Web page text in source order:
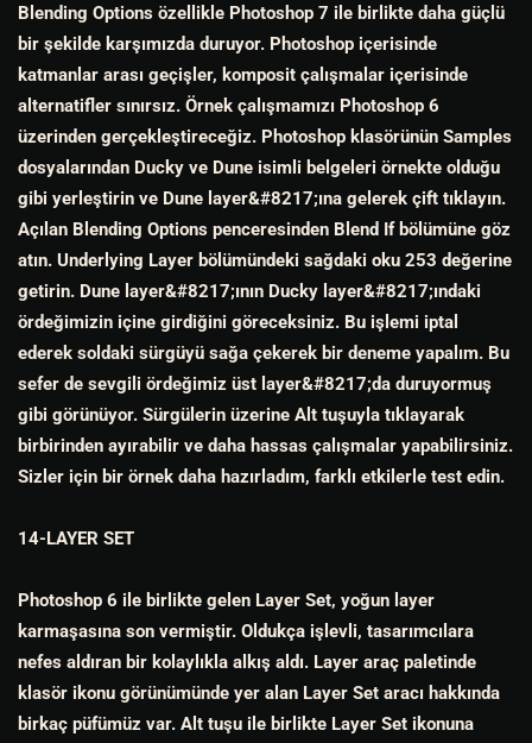
Blending Options özellikle Photoshop 7 ile birlikte daha güçlü
bir şekilde karşımızda duruyor. Photoshop içerisinde
katmanlar arası geçişler, komposit çalışmalar içerisinde
alternatifler sınırsız. Örnek çalışmamızı Photoshop 6
üzerinden gerçekleştireceğiz. Photoshop klasörünün Samples
dosyalarından Ducky ve Dune isimli belgeleri örnekte olduğu
gibi yerleştirin ve Dune layer&#8217;ına gelerek çift tıklayın.
Açılan Blending Options penceresinden Blend If bölümüne göz
atın. Underlying Layer bölümündeki sağdaki oku 253 değerine
getirin. Dune layer&#8217;ının Ducky layer&#8217;ındaki
ördeğimizin içine girdiğini göreceksiniz. Bu işlemi iptal
ederek soldaki sürgüyü sağa çekerek bir deneme yapalım. Bu
sefer de sevgili ördeğimiz üst layer&#8217;da duruyormuş
gibi görünüyor. Sürgülerin üzerine Alt tuşuyla tıklayarak
birbirinden ayırabilir ve daha hassas çalışmalar yapabilirsiniz.
Sizler için bir örnek daha hazırladım, farklı etkilerle test edin.
14-LAYER SET
Photoshop 6 ile birlikte gelen Layer Set, yoğun layer
karmaşasına son vermiştir. Oldukça işlevli, tasarımcılara
nefes aldıran bir kolaylıkla alkış aldı. Layer araç paletinde
klasör ikonu görünümünde yer alan Layer Set aracı hakkında
birkaç püfümüz var. Alt tuşu ile birlikte Layer Set ikonuna